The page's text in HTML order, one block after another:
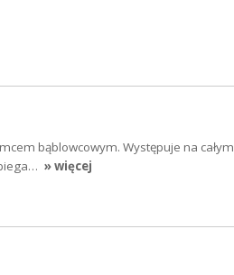
bąblowcowym. Występuje na
» więcej